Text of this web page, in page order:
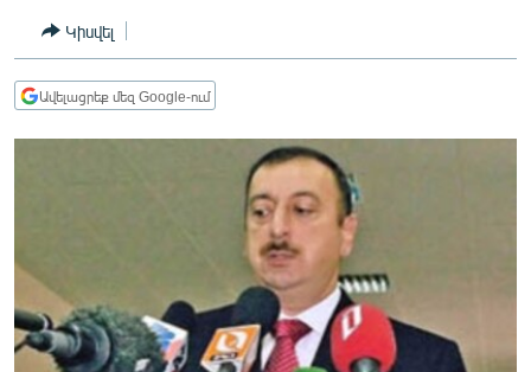
ՀԱՍԱՐԱԿՈՒԹՅՈՒՆ
ՏՆՏԵՍՈՒԹՅՈՒՆ
ՂԱՐԱԲԱՂ
ՊԱՏԵՐԱԶՄԻ 6 ՇԱԲԱԹՆԵՐԸ
ՄԻՋԱԶԳԱՅԻՆ
ՄՇԱԿՈՒՅԹ
ՍՊՈՐՏ
Կիսվել
Ավելացրեք մեզ Google-ում